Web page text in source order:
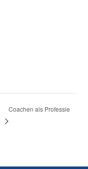
Coachen als Professie